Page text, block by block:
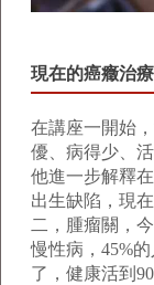
現在的癌癥治
在講座一開始
優、病得少、
他進一步解釋
出生缺陷，現
二，腫瘤關，
慢性病，45%
了，健康活到